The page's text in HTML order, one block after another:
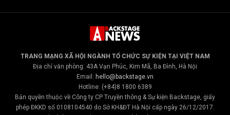
TRANG MẠNG XÃ HỘI NGÀNH TỔ CHỨC SỰ KIỆN TẠI VIỆT NAM
Địa chỉ văn phòng: 43A Vạn Phúc, Kim Mã, Ba Đình, Hà Nội
Email: hello@backstage.vn
Hotline: (+84)8 1800 6389
Bản quyền thuộc về Công ty CP Truyền thông & Sự kiện Backstage, giấy
phép ĐKKD số 0108104540 do Sở KH&ĐT Hà Nội cấp ngày 26/12/2017.